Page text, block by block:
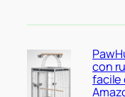
con
facile